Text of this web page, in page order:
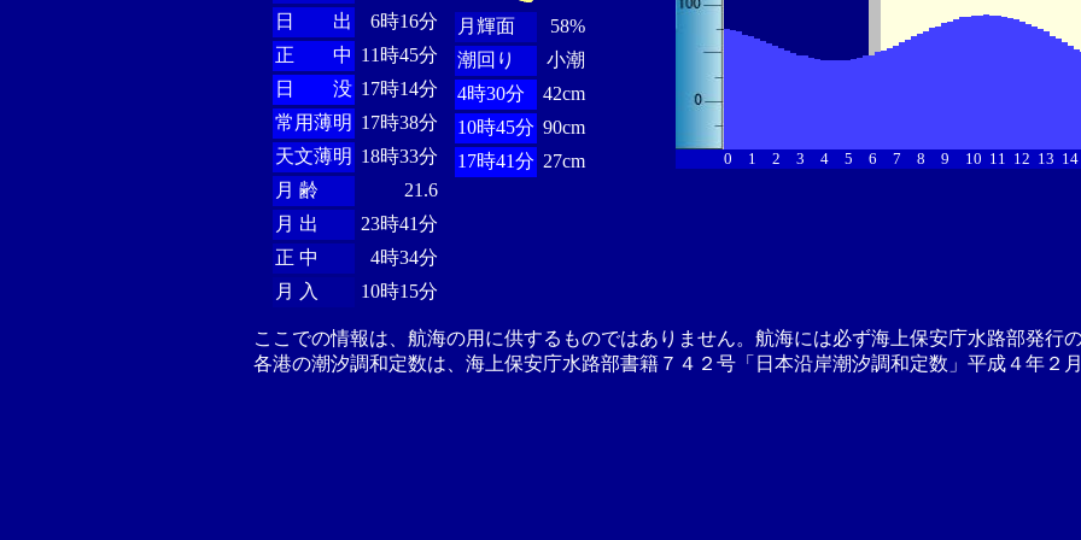
日 出
6時16分
正 中 11時45分
日 没 17時14分
常用薄明 17時38分
天文薄明 18時33分
月 齢
21.6
月 出
23時41分
正 中
4時34分
月 入
10時15分
月輝面
58%
潮回り
小潮
4時30分
42cm
10時45分 90cm
17時41分 27cm 0 1 2 3 4 5 6 7 8 9 10 11 12 13 14
ここでの情報は、航海の用に供するものではありません。航海には必ず海上保安庁水路部発行
各港の潮汐調和定数は、海上保安庁水路部書籍７４２号「日本沿岸潮汐調和定数」平成４年２